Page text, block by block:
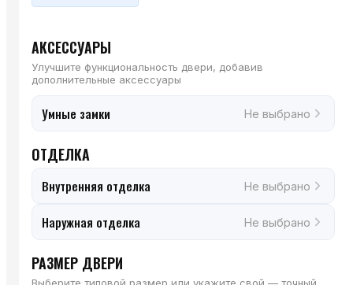
АКСЕССУАРЫ
Улучшите функциональность двери, добавив
дополнительные аксессуары
Умные замки Не выбрано
ОТДЕЛКА
Внутренняя отделка Не выбрано
Наружная отделка Не выбрано
РАЗМЕР ДВЕРИ